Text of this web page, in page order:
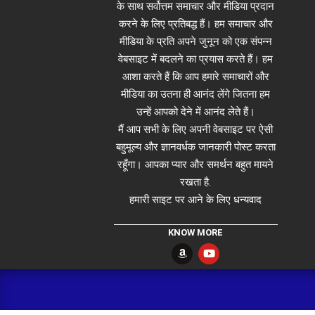
के साथ सर्वोत्तम समाचार और मीडिया प्रदान
करने के लिए प्रतिबद्ध हैं। हम समाचार और
मीडिया के प्रति अपने जुनून को एक संपन्न
वेबसाइट में बदलने का प्रयास करते हैं। हम
आशा करते हैं कि आप हमारे समाचारों और
मीडिया का उतना ही आनंद लेंगे जितना हम
उन्हें आपको देने में आनंद लेते हैं।
मैं आप सभी के लिए अपनी वेबसाइट पर ऐसी
बहुमूल्य और ज्ञानवर्धक जानकारी पोस्ट करता
रहूँगा। आपका प्यार और समर्थन बहुत मायने
रखता है.
हमारी साइट पर आने के लिए धन्यवाद
KNOW MORE